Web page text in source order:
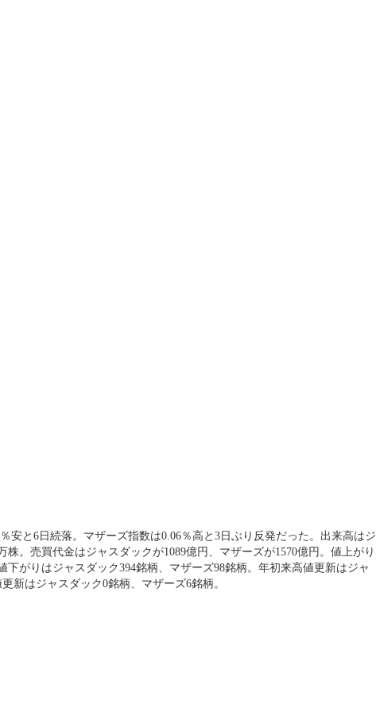
安と6日続落。マザーズ指数は0.06％高と3日ぶり反発だった。出来高はジ
株。売買代金はジャスダックが1089億円、マザーズが1570億円。値上がり
下がりはジャスダック394銘柄、マザーズ98銘柄。年初来高値更新はジャ
新はジャスダック0銘柄、マザーズ6銘柄。